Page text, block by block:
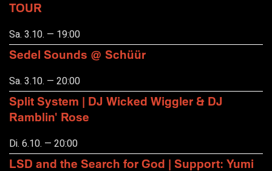
TOUR
Sa. 3.10. — 19:00
Sedel Sounds @ Schüür
Sa. 3.10. — 20:00
Split System | DJ Wicked Wiggler & DJ
Ramblin' Rose
Di. 6.10. — 20:00
LSD and the Search for God | Support: Yumi